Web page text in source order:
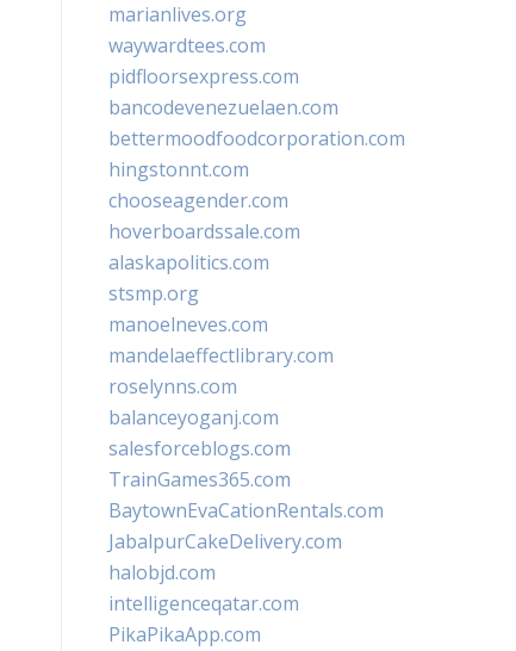
marianlives.org
waywardtees.com
pidfloorsexpress.com
bancodevenezuelaen.com
bettermoodfoodcorporation.com
hingstonnt.com
chooseagender.com
hoverboardssale.com
alaskapolitics.com
stsmp.org
manoelneves.com
mandelaeffectlibrary.com
roselynns.com
balanceyoganj.com
salesforceblogs.com
TrainGames365.com
BaytownEvaCationRentals.com
JabalpurCakeDelivery.com
halobjd.com
intelligenceqatar.com
PikaPikaApp.com